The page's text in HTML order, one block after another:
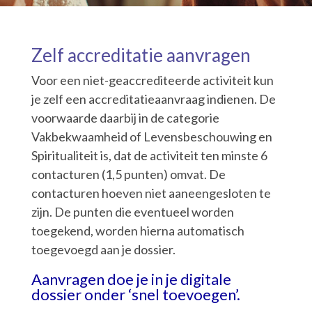
Zelf accreditatie aanvragen
Voor een niet-geaccrediteerde activiteit kun
je zelf een accreditatieaanvraag indienen. De
voorwaarde daarbij in de categorie
Vakbekwaamheid of Levensbeschouwing en
Spiritualiteit is, dat de activiteit ten minste 6
contacturen (1,5 punten) omvat. De
contacturen hoeven niet aaneengesloten te
zijn. De punten die eventueel worden
toegekend, worden hierna automatisch
toegevoegd aan je dossier.
Aanvragen doe je in je digitale
dossier onder ‘snel toevoegen’.